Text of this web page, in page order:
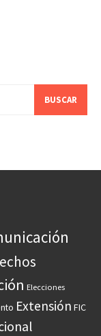
Elecciones
Extensión FIC